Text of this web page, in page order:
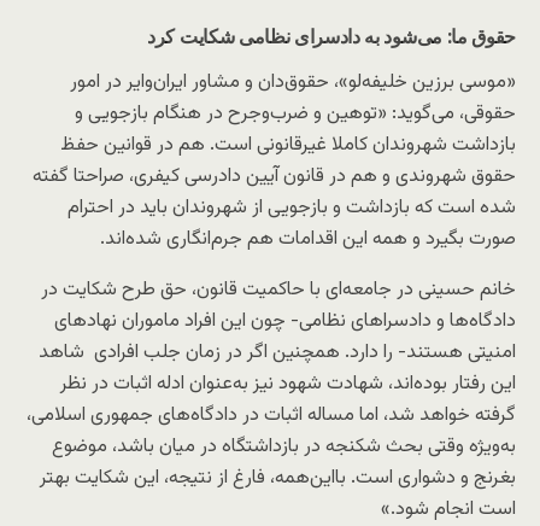
حقوق ما: می‌شود به دادسرای نظامی شکایت کرد
«موسی برزین خلیفه‌لو»، حقوق‌دان و مشاور ایران‌وایر در امور
حقوقی، می‌گوید: «توهین و ضرب‌و‌جرح در هنگام بازجویی و
بازداشت شهروندان کاملا غیرقانونی است. هم در قوانین حفظ
حقوق شهروندی و هم در قانون آیین دادرسی کیفری، صراحتا گفته
شده است که بازداشت و بازجویی از شهروندان باید در احترام
صورت بگیرد و همه این اقدامات هم جرم‌انگاری شده‌اند.
خانم حسینی در جامعه‌ای با حاکمیت قانون، حق طرح شکایت در
دادگاه‌ها و دادسراهای نظامی- چون این افراد ماموران نهادهای
امنیتی هستند- را دارد. همچنین اگر در زمان جلب افرادی شاهد
این رفتار بوده‌اند، شهادت شهود نیز به‌عنوان ادله اثبات در نظر
گرفته خواهد شد، اما مساله اثبات در دادگاه‌های جمهوری اسلامی،
به‌ویژه وقتی بحث شکنجه در بازداشتگاه در میان باشد، موضوع
بغرنج و دشواری است. با‌این‌همه، فارغ از نتیجه، این شکایت بهتر
است انجام شود.»